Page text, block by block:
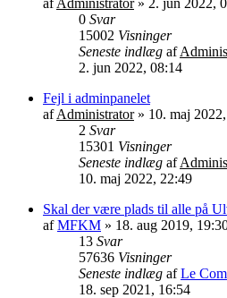
0 Svar
15002 Visninger
Seneste indlæg af
2. jun 2022, 08:14
Fejl i adminpanelet
afAdministrator» 10. maj
2 Svar
15301 Visninger
Seneste indlæg af
10. maj 2022, 22:49
Skal der være plads til alle på
afMFKM » 18. aug 2019,
13 Svar
57636 Visninger
Seneste indlæg afLe
18. sep 2021, 16:54